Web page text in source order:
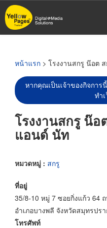
ข้าม
ไป
หน้าแรก > โรงงานสกรู น๊อต
หากคุณเป็นเจ้าของกิจการ
ทำ
โรงงานสกรู น๊
แอนด์ นัท
หมวดหมู่ : สกรู
ที่อยู่
35/8-10 หมู่ 7 ซอยกิ่งแก้ว 64
อำเภอบางพลี จังหวัดสมุทรปร
โทรศัพท์